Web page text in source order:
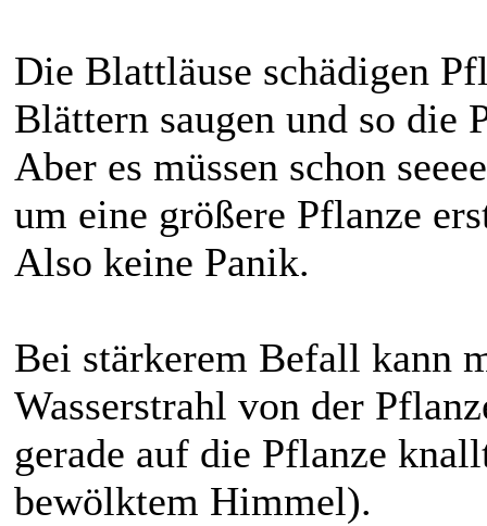
Die Blattläuse schädigen
Blättern saugen und so die
Aber es müssen schon
um eine größere Pflanze
Also keine Panik.
Bei stärkerem Befall kann
Wasserstrahl von der
gerade auf die Pflanze
bewölktem Himmel).